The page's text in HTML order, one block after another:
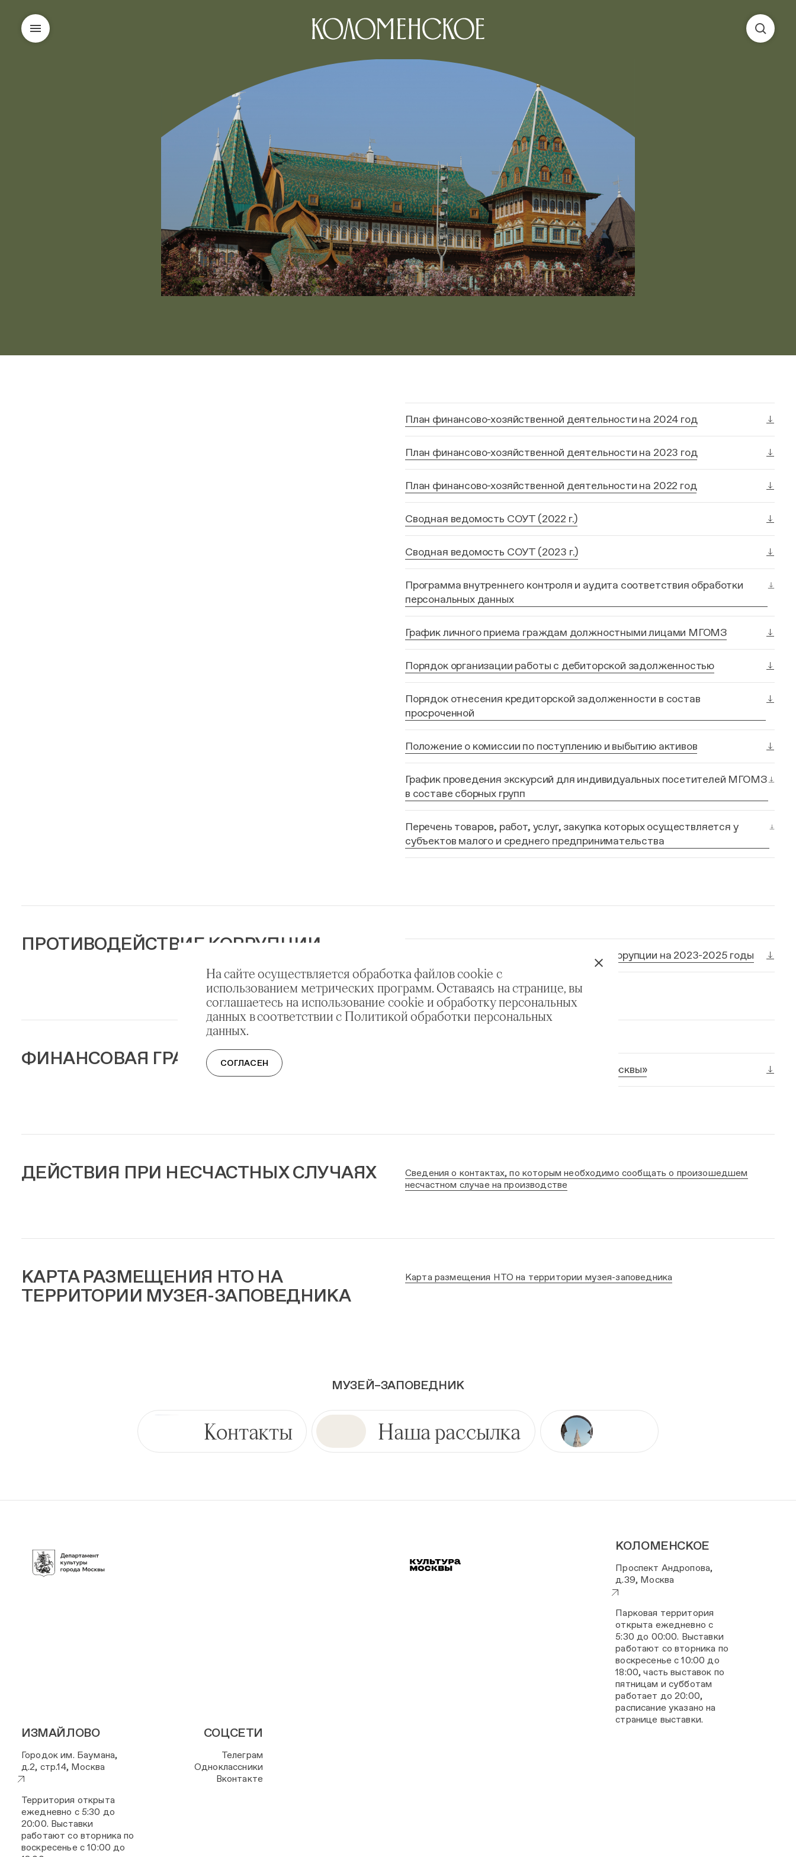
На сайте осуществляется обработка файлов cookie с
использованием метрических программ. Оставаясь на странице, вы
соглашаетесь на использование cookie и обработку персональных
данных в соответствии с Политикой обработки персональных
данных.
СОГЛАСЕН
План финансово-хозяйственной деятельности на 2024 год
План финансово-хозяйственной деятельности на 2023 год
План финансово-хозяйственной деятельности на 2022 год
Сводная ведомость СОУТ (2022 г.)
Сводная ведомость СОУТ (2023 г.)
Программа внутреннего контроля и аудита соответствия обработки
персональных данных
График личного приема граждам должностными лицами МГОМЗ
Порядок организации работы с дебиторской задолженностью
Порядок отнесения кредиторской задолженности в состав
просроченной
Положение о комиссии по поступлению и выбытию активов
График проведения экскурсий для индивидуальных посетителей МГОМЗ
в составе сборных групп
Перечень товаров, работ, услуг, закупка которых осуществляется у
субъектов малого и среднего предпринимательства
ПРОТИВОДЕЙСТВИЕ КОРРУПЦИИ
План мероприятий по противодействию коррупции на 2023-2025 годы
ФИНАНСОВАЯ ГРАМОТНОСТЬ
О телеграм-канале «Открытый бюджет Москвы»
ДЕЙСТВИЯ ПРИ НЕСЧАСТНЫХ СЛУЧАЯХ
Сведения о контактах, по которым необходимо сообщать о произошедшем
несчастном случае на производстве
КАРТА РАЗМЕЩЕНИЯ НТО НА
ТЕРРИТОРИИ МУЗЕЯ-ЗАПОВЕДНИКА
Карта размещения НТО на территории музея-заповедника
МУЗЕЙ–ЗАПОВЕДНИК
Контакты Наша рассылка
КОЛОМЕНСКОЕ
Проспект Андропова,
д.39, Москва
Парковая территория
открыта ежедневно с
5:30 до 00:00. Выставки
работают со вторника по
воскресенье с 10:00 до
18:00, часть выставок по
пятницам и субботам
работает до 20:00,
расписание указано на
странице выставки.
ИЗМАЙЛОВО
Городок им. Баумана,
д.2, стр.14, Москва
Территория открыта
ежедневно с 5:30 до
20:00. Выставки
работают со вторника по
воскресенье с 10:00 до
СОЦСЕТИ
Телеграм
Одноклассники
Вконтакте